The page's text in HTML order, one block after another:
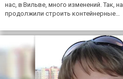
нас, в Вильве, много изменений. Так,
продолжили строить контейнерные…